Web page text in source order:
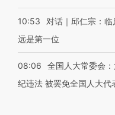
10:53
对话｜邱仁宗：
远是第一位
08:06
全国人大常委会
纪违法 被罢免全国人大代